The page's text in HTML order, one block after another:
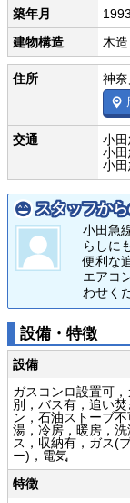
築年月
建物構造
木造
住所 神
交通
小
小
小
スタッフか
小田急
らしに
便利な
エアコ
わせく
設備・特徴
設備
ガスコンロ設置可
別，バス有，追い
ン，石油ストーブ
湯，冷房，暖房，
ス，収納有，ガス(
ー)，電気
特徴